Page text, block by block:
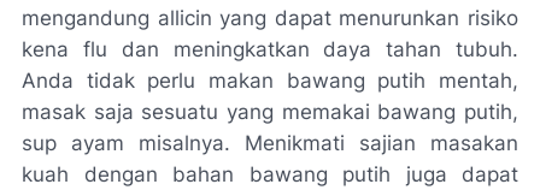
mengandung allicin yang dapat menurunkan risiko
kena flu dan meningkatkan daya tahan tubuh.
Anda tidak perlu makan bawang putih mentah,
masak saja sesuatu yang memakai bawang putih,
sup ayam misalnya. Menikmati sajian masakan
kuah dengan bahan bawang putih juga dapat